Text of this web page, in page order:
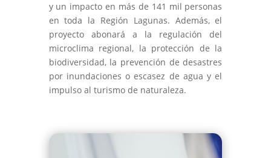
y un impacto en más de 141 mil personas
en toda la Región Lagunas. Además, el
proyecto abonará a la regulación del
microclima regional, la protección de la
biodiversidad, la prevención de desastres
por inundaciones o escasez de agua y el
impulso al turismo de naturaleza.